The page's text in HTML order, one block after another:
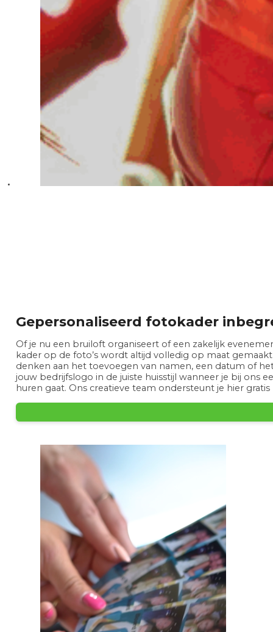
Gepersonaliseerd fotokader
Of je nu een bruiloft organiseert of een zakelijk
kader op de foto’s wordt altijd volledig op maat
denken aan het toevoegen van namen, een datum of
jouw bedrijfslogo in de juiste huisstijl wanneer je bij ons
huren gaat. Ons creatieve team ondersteunt je hier gratis